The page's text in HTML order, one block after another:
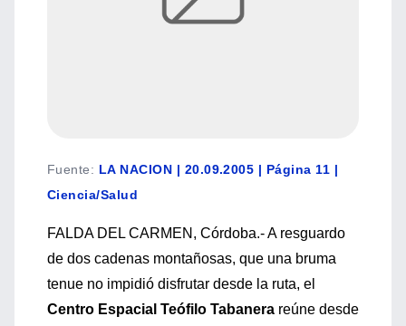
Fuente: LA NACION | 20.09.2005 | Página 11 |
Ciencia/Salud
FALDA DEL CARMEN, Córdoba.- A resguardo
de dos cadenas montañosas, que una bruma
tenue no impidió disfrutar desde la ruta, el
Centro Espacial Teófilo Tabanera reúne desde